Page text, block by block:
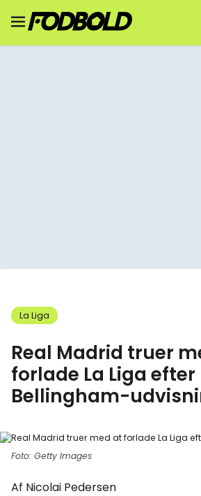
La Liga
Real Madrid truer
forlade La Liga efter
Bellingham-
Foto: Getty Images
Af Nicolai Pedersen